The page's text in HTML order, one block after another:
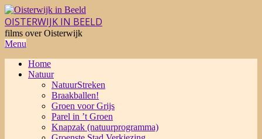
Skip
to
content
OISTERWIJK IN BEELD
films over Oisterwijk
Primary
Menu
Menu
Home
Natuur
NatuurStreken
Braakballen!
Groen voor Grijs
Parel in ’t Groen
Knapzak (natuurprogramma)